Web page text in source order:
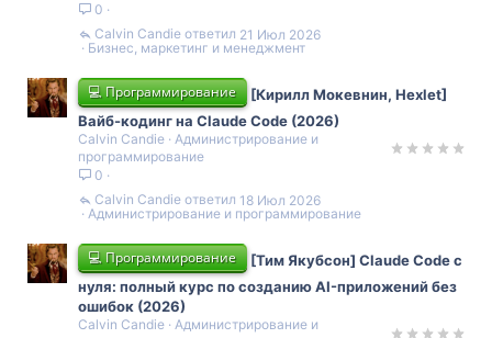
0
Бизнес, маркетинг и менеджмент
21 Июл 2026
Calvin Candie
💻 Программирование
[Кирилл Мокевнин, Hexlet]
Вайб-кодинг на Claude Code (2026)
Calvin Candie
Администрирование и
программирование
0
Администрирование и программирование
18 Июл 2026
Calvin Candie
💻 Программирование
[Тим Якубсон] Claude Code с
нуля: полный курс по созданию AI-приложений без
ошибок (2026)
Calvin Candie
Администрирование и